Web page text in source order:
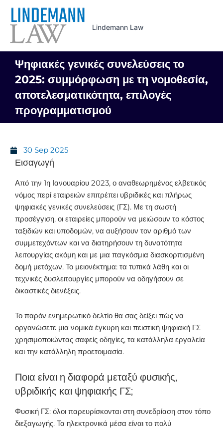
Lindemann Law
Ψηφιακές γενικές συνελεύσεις το
2025: συμμόρφωση με τη νομοθεσία,
αποτελεσματικότητα, επιλογές
προγραμματισμού
30 Sep 2025
Εισαγωγή
Από την 1η Ιανουαρίου 2023, ο αναθεωρημένος ελβετικός
νόμος περί εταιρειών επιτρέπει υβριδικές και πλήρως
ψηφιακές γενικές συνελεύσεις (ΓΣ). Με τη σωστή
προσέγγιση, οι εταιρείες μπορούν να μειώσουν το κόστος
ταξιδιών και υποδομών, να αυξήσουν τον αριθμό των
συμμετεχόντων και να διατηρήσουν τη δυνατότητα
λειτουργίας ακόμη και με μια παγκόσμια διασκορπισμένη
δομή μετόχων. Το μειονέκτημα: τα τυπικά λάθη και οι
τεχνικές δυσλειτουργίες μπορούν να οδηγήσουν σε
δικαστικές διενέξεις.
Το παρόν ενημερωτικό δελτίο θα σας δείξει πώς να
οργανώσετε μια νομικά έγκυρη και πειστική ψηφιακή ΓΣ
χρησιμοποιώντας σαφείς οδηγίες, τα κατάλληλα εργαλεία
και την κατάλληλη προετοιμασία.
Ποια είναι η διαφορά μεταξύ φυσικής,
υβριδικής και ψηφιακής ΓΣ;
Φυσική ΓΣ: όλοι παρευρίσκονται στη συνεδρίαση στον τόπο
διεξαγωγής. Τα ηλεκτρονικά μέσα είναι το πολύ